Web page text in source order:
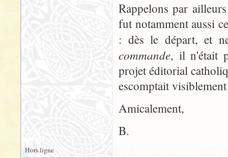
Rappelons par
fut notamment aussi
: dès le départ, et
commande, il n'était
projet éditorial
escomptait
Amicalement,
B.
Hors ligne